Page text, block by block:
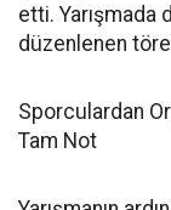
etti.
düzenlenen
Sporculardan
Tam Not